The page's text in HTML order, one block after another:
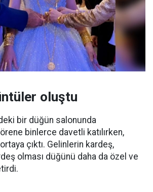
oluştu
bir düğün salonunda
binlerce davetli katılırken,
çıktı. Gelinlerin kardeş,
olması düğünü daha da özel ve